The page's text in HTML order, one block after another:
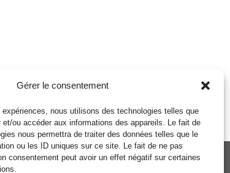
Gérer le consentement
expériences, nous utilisons des technologies telles que
et/ou accéder aux informations des appareils. Le fait de
nous permettra de traiter des données telles que le
ou les ID uniques sur ce site. Le fait de ne pas
consentement peut avoir un effet négatif sur certaines
Politique de cookies